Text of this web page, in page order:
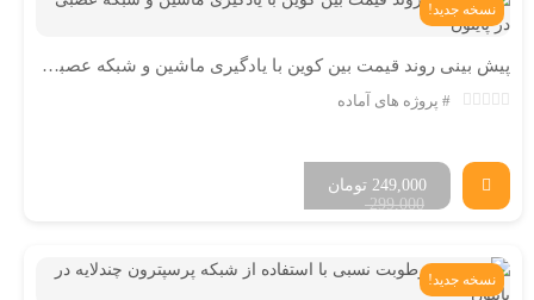
نسخه جدید!
پیش بینی روند قیمت بین کوین با یادگیری ماشین و شبکه عصبی در پایتون
پروژه های آماده
299,000
تومان 249,000
نسخه جدید!